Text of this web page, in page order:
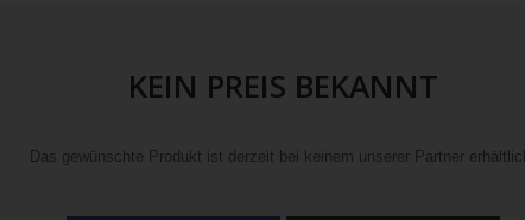
KEIN PREIS BEKANNT
Das gewünschte Produkt ist derzeit bei keinem unserer Partner